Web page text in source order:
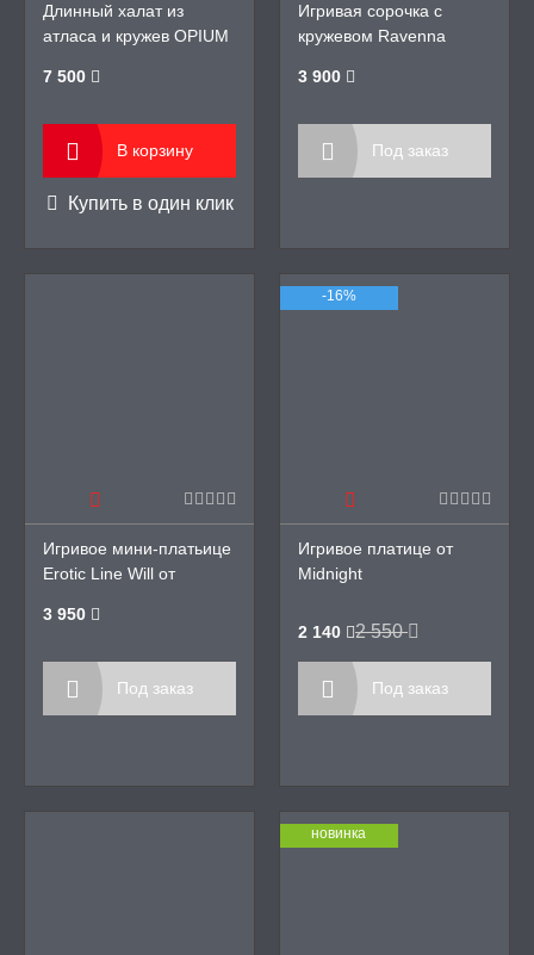
Длинный халат из
атласа и кружев OPIUM
7 500
В корзину
Купить в один клик
Игривая сорочка с
кружевом Ravenna
3 900
Под заказ
Игривое мини-платьице
Erotic Line Will от
3 950
Под заказ
-16%
Игривое платице от
Midnight
2 140 2 550
Под заказ
новинка